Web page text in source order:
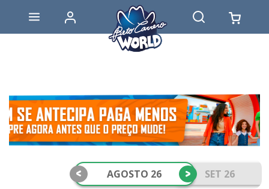
AGOSTO 26 SET 26
< >